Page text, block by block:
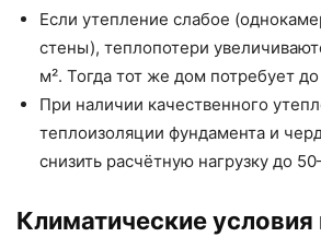
Если утепление слабое
стены), теплопотери
м². Тогда тот же дом потребует до
При наличии качественного
теплоизоляции фундамента и
снизить расчётную нагрузку до
Климатические